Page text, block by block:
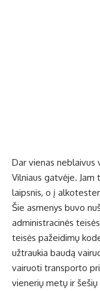
Dar vienas neblaivus
Vilniaus gatvėje.
laipsnis, o į
Šie asmenys buvo
administracinės
teisės pažeidimų
užtraukia baudą
vairuoti transporto
vienerių metų ir šešių